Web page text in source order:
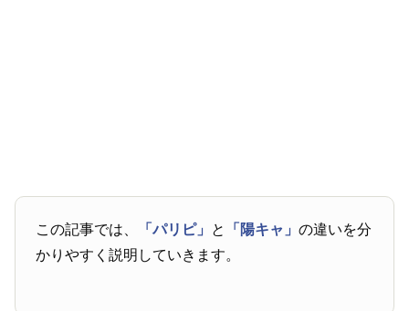
この記事では、 「パリピ」 と 「陽キャ」の違いを分
かりやすく説明していきます。